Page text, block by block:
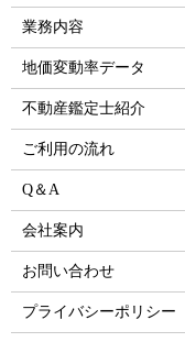
業務内容
地価変動率データ
不動産鑑定士紹介
ご利用の流れ
Q＆A
会社案内
お問い合わせ
プライバシーポリシー